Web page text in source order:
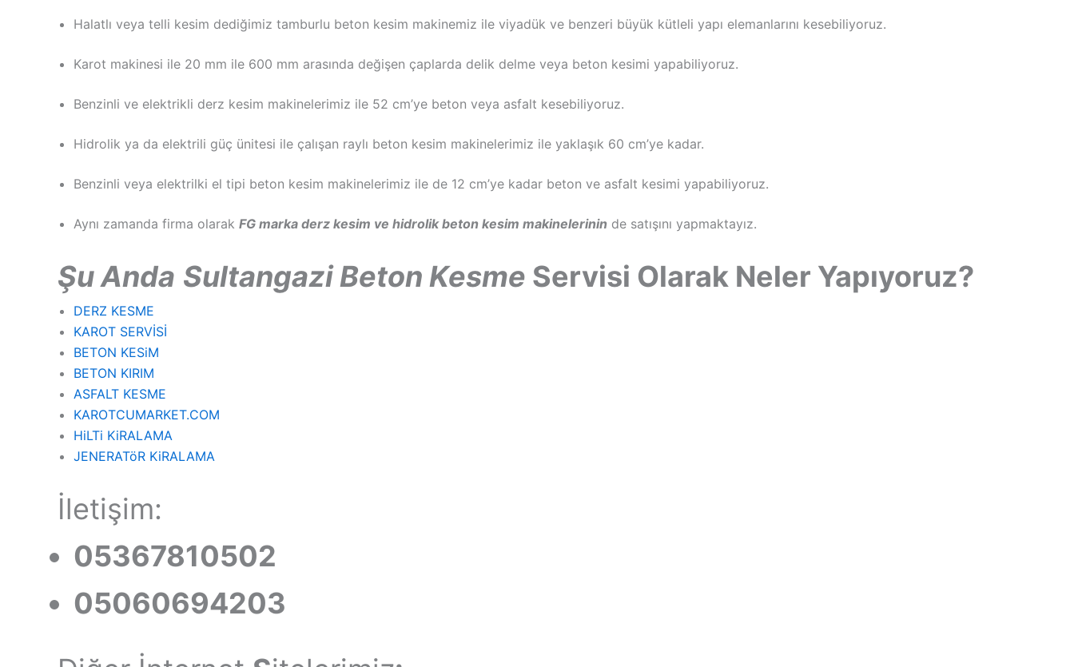
Halatlı veya telli kesim dediğimiz tamburlu beton kesim makinemiz ile viyadük ve benzeri büyük kütleli yapı elemanlarını kesebiliyoruz.
Karot makinesi ile 20 mm ile 600 mm arasında değişen çaplarda delik delme veya beton kesimi yapabiliyoruz.
Benzinli ve elektrikli derz kesim makinelerimiz ile 52 cm’ye beton veya asfalt kesebiliyoruz.
Hidrolik ya da elektrili güç ünitesi ile çalışan raylı beton kesim makinelerimiz ile yaklaşık 60 cm’ye kadar.
Benzinli veya elektrilki el tipi beton kesim makinelerimiz ile de 12 cm’ye kadar beton ve asfalt kesimi yapabiliyoruz.
Aynı zamanda firma olarak FG marka derz kesim ve hidrolik beton kesim makinelerinin de satışını yapmaktayız.
Şu Anda Sultangazi Beton Kesme Servisi Olarak Neler Yapıyoruz?
DERZ KESME
KAROT SERVİSİ
BETON KESiM
BETON KIRIM
ASFALT KESME
KAROTCUMARKET.COM
HiLTi KiRALAMA
JENERATöR KiRALAMA
İletişim:
05367810502
05060694203